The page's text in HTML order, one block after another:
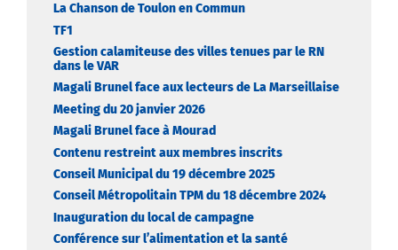
La Chanson de Toulon en Commun
TF1
Gestion calamiteuse des villes tenues par le RN
dans le VAR
Magali Brunel face aux lecteurs de La Marseillaise
Meeting du 20 janvier 2026
Magali Brunel face à Mourad
Contenu restreint aux membres inscrits
Conseil Municipal du 19 décembre 2025
Conseil Métropolitain TPM du 18 décembre 2024
Inauguration du local de campagne
Conférence sur l’alimentation et la santé